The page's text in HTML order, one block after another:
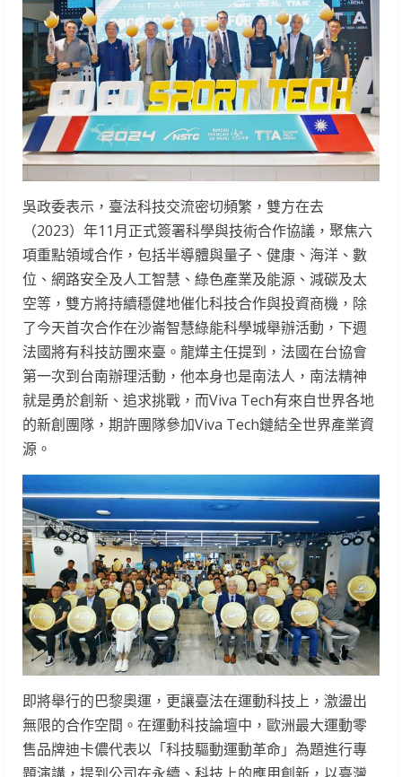
吳政委表示，臺法科技交流密切頻繁，雙方在去
（2023）年11月正式簽署科學與技術合作協議，聚焦六
項重點領域合作，包括半導體與量子、健康、海洋、數
位、網路安全及人工智慧、綠色產業及能源、減碳及太
空等，雙方將持續穩健地催化科技合作與投資商機，除
了今天首次合作在沙崙智慧綠能科學城舉辦活動，下週
法國將有科技訪團來臺。龍燁主任提到，法國在台協會
第一次到台南辦理活動，他本身也是南法人，南法精神
就是勇於創新、追求挑戰，而Viva Tech有來自世界各地
的新創團隊，期許團隊參加Viva Tech鏈結全世界產業資
源。
即將舉行的巴黎奧運，更讓臺法在運動科技上，激盪出
無限的合作空間。在運動科技論壇中，歐洲最大運動零
售品牌迪卡儂代表以「科技驅動運動革命」為題進行專